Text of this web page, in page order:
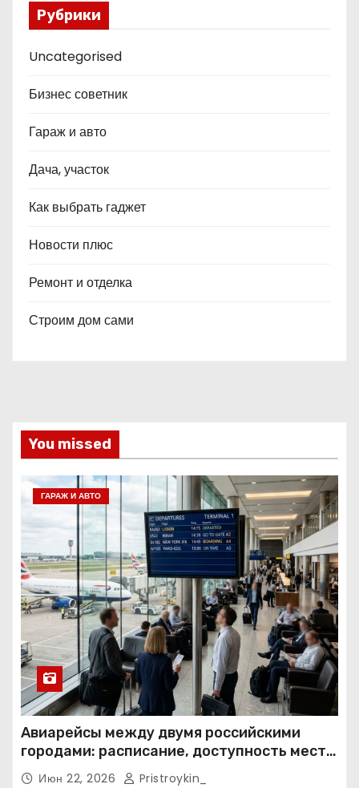
Рубрики
Uncategorised
Бизнес советник
Гараж и авто
Дача, участок
Как выбрать гаджет
Новости плюс
Ремонт и отделка
Строим дом сами
You missed
ГАРАЖ И АВТО
Авиарейсы между двумя российскими
городами: расписание, доступность мест и
тарифные условия
Июн 22, 2026 Pristroykin_